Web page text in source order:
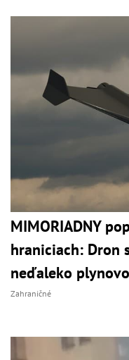
MIMORIADNY
hraniciach: Dron
neďaleko
Zahraničné